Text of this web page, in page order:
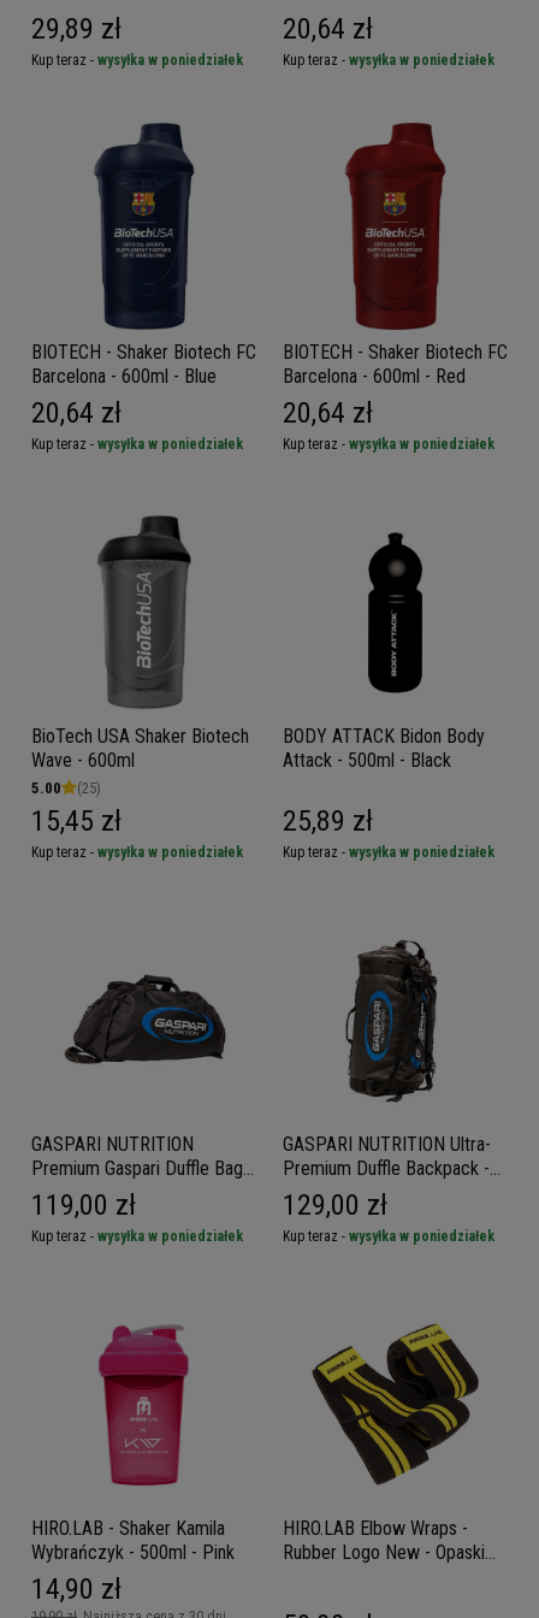
29,89 zł
Kup teraz - wysyłka w poniedziałek
20,64 zł
Kup teraz - wysyłka w poniedziałek
BIOTECH - Shaker Biotech FC
Barcelona - 600ml - Blue
20,64 zł
Kup teraz - wysyłka w poniedziałek
BIOTECH - Shaker Biotech FC
Barcelona - 600ml - Red
20,64 zł
Kup teraz - wysyłka w poniedziałek
BioTech USA Shaker Biotech
Wave - 600ml
5.00 (25)
15,45 zł
Kup teraz - wysyłka w poniedziałek
BODY ATTACK Bidon Body
Attack - 500ml - Black
25,89 zł
Kup teraz - wysyłka w poniedziałek
GASPARI NUTRITION
Premium Gaspari Duffle Bag -
Torba sportowa
119,00 zł
Kup teraz - wysyłka w poniedziałek
GASPARI NUTRITION Ultra-
Premium Duffle Backpack -
Plecak sportowy
129,00 zł
Kup teraz - wysyłka w poniedziałek
HIRO.LAB - Shaker Kamila
Wybrańczyk - 500ml - Pink
14,90 zł
HIRO.LAB Elbow Wraps -
Rubber Logo New - Opaski